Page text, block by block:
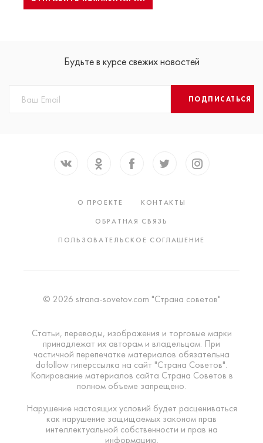
Будьте в курсе свежих новостей
ПОДПИСАТЬСЯ
О ПРОЕКТЕ
КОНТАКТЫ
ОБРАТНАЯ СВЯЗЬ
ПОЛЬЗОВАТЕЛЬСКОЕ СОГЛАШЕНИЕ
© 2026 strana-sovetov.com "Страна советов"
Статьи, переводы, изображения и торговые марки
принадлежат их авторам и владельцам. При
частичной перепечатке материалов обязательна
dofollow гиперссылка на сайт "Страна Советов".
Копирование материалов сайта Страна Советов в
полном объеме запрещено.
Нарушение настоящих условий будет расцениваться
как нарушение защищаемых законом прав
интеллектуальной собственности и прав на
информацию.